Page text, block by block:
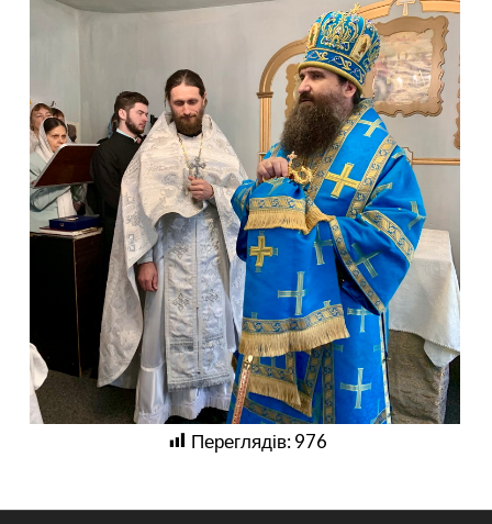
Переглядів: 976